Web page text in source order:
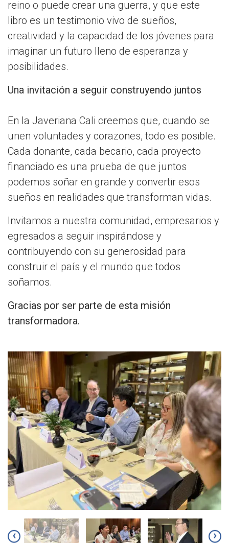
reino o puede crear una guerra, y que este
libro es un testimonio vivo de sueños,
creatividad y la capacidad de los jóvenes para
imaginar un futuro lleno de esperanza y
posibilidades.
Una invitación a seguir construyendo juntos
En la Javeriana Cali creemos que, cuando se
unen voluntades y corazones, todo es posible.
Cada donante, cada becario, cada proyecto
financiado es una prueba de que juntos
podemos soñar en grande y convertir esos
sueños en realidades que transforman vidas.
Invitamos a nuestra comunidad, empresarios y
egresados a seguir inspirándose y
contribuyendo con su generosidad para
construir el país y el mundo que todos
soñamos.
Gracias por ser parte de esta misión
transformadora.
‹ ›